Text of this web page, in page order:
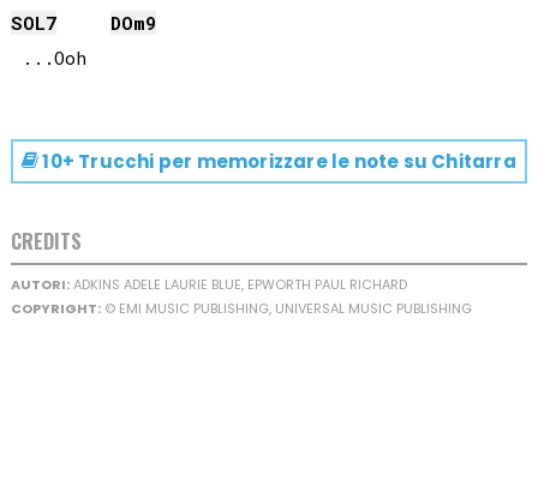
SOL7 DOm9
10+ Trucchi per memorizzare le note su Chitarra
CREDITS
AUTORI:ADKINS ADELE LAURIE BLUE, EPWORTH PAUL RICHARD
COPYRIGHT:© EMI MUSIC PUBLISHING, UNIVERSAL MUSIC PUBLISHING